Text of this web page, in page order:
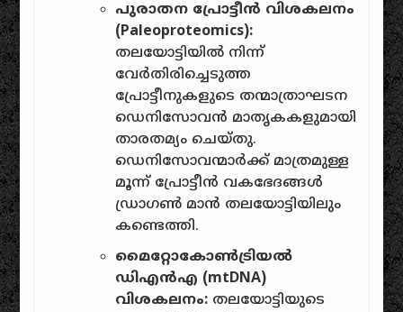
പുരാതന പ്രോട്ടീൻ വിശകലനം
(Paleoproteomics):
തലയോട്ടിയിൽ നിന്ന്
വേർതിരിച്ചെടുത്ത
പ്രോട്ടീനുകളുടെ തന്മാത്രാഘടന
ഡെനിസോവൻ മാതൃകകളുമായി
താരതമ്യം ചെയ്തു.
ഡെനിസോവന്മാർക്ക് മാത്രമുള്ള
മൂന്ന് പ്രോട്ടീൻ വകഭേദങ്ങൾ
ഡ്രാഗൺ മാൻ തലയോട്ടിയിലും
കണ്ടെത്തി.
മൈറ്റോകോൺട്രിയൽ
ഡിഎൻഎ (mtDNA)
വിശകലനം: തലയോട്ടിയുടെ